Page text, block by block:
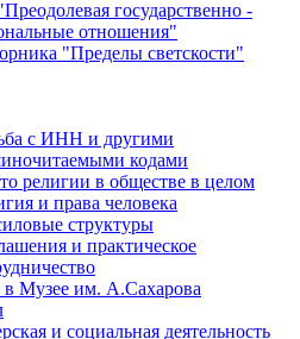
государственно -
отношения"
"Пределы светскости"
с ИНН и другими
кодами
религии в обществе в целом
и права человека
структуры
и практическое
Музее им. А.Сахарова
и социальная деятельность